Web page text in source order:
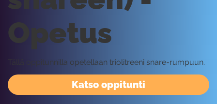
Katso oppitunti
Opetus
Tällä oppitunnilla opetellaan triolitreeni snare-rumpuun.